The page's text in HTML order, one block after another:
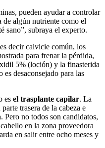
pueden ayudar a controlar
de algún nutriente como el
sano”, subraya el experto.
decir calvicie común, los
para frenar la pérdida,
5% (loción) y la finasterida
desaconsejado para las
es el trasplante capilar. La
trasera de la cabeza e
Pero no todos son candidatos,
en la zona proveedora
en salir entre ocho meses y